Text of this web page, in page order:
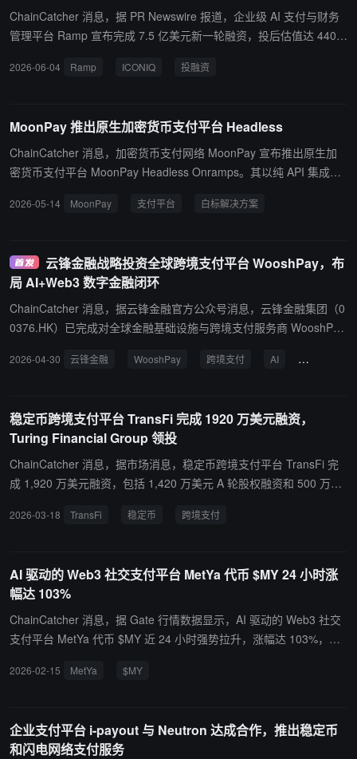
ChainCatcher 消息，据 PR Newswire 报道，企业级 AI 支付与财务
管理平台 Ramp 宣布完成 7.5 亿美元新一轮融资，投后估值达 440
Plan 领投，Goldman Sachs Alternatives、D.E. Shaw、Morgan Sta
展至 AI 成本管理领域，推出 AI Token 支出管理工具，帮助企业监控
和控制大模型及 AI 服务相关开支。过去数月，Ramp 已完成英国及
欧洲支付平台 Billhop 和商务出行平台 Juno 两项收购，此外还深化
支付。 Ramp 透露，其内部 AI 工具已实现 99.5% 的员工采用率，其
扩张。
2026-06-04 Ramp ICONIQ 投融资
MoonPay 推出原生加密货币支付平台 Headless
ChainCatcher 消息，加密货币支付网络 MoonPay 宣布推出原生加
密货币支付平台 MoonPay Headless Onramps。其以纯 API 集成取
可自定义的结账体验，支付渠道、合规审查与身份验证均由 MoonPa
区。而其他类似的无头支付解决方案目前仅限于美国的移动支付。
2026-05-14 MoonPay 支付平台 白标解决方案
云锋金融战略投资全球跨境支付平台 WooshPay，布
局 AI+Web3 数字金融闭环
ChainCatcher 消息，据云锋金融官方公众号消息，云锋金融集团（0
0376.HK）已完成对全球金融基础设施与跨境支付服务商 WooshPay
金融行为监管局（FCA）及香港海关严格监管的全球支付平台，已为
资产。 云锋金融表示，此次投资旨在将 WooshPay 领先的全球支付
结算能力与集团旗下数字资产基础设施 AlphaToken 进行深度融合，
构建“资产端、客户端、基建端与支付端”的四端双向通道，打造涵盖
“资产代币化”与“合规结算”的全链路生态闭环。
2026-04-30 云锋金融 WooshPay 跨境支付 AI Web3
稳定币跨境支付平台 TransFi 完成 1920 万美元融资，
Turing Financial Group 领投
ChainCatcher 消息，据市场消息，稳定币跨境支付平台 TransFi 完
成 1,920 万美元融资，包括 1,420 万美元 A 轮股权融资和 500 万美
ng Financial Group 领投。 据悉，TransFi 利用稳定币作为结算轨
局并扩大流动性网络。
2026-03-18 TransFi 稳定币 跨境支付
AI 驱动的 Web3 社交支付平台 MetYa 代币 $MY 24 小时涨
幅达 103%
ChainCatcher 消息，据 Gate 行情数据显示，AI 驱动的 Web3 社交
支付平台 MetYa 代币 $MY 近 24 小时强势拉升，涨幅达 103%，现
2026-02-15 MetYa $MY
企业支付平台 i-payout 与 Neutron 达成合作，推出稳定币
和闪电网络支付服务